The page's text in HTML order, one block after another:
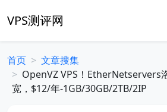
VPS测评网
首页
文章搜集
OpenVZ VPS！EtherNetservers
宽，$12/年-1GB/30GB/2TB/2IP